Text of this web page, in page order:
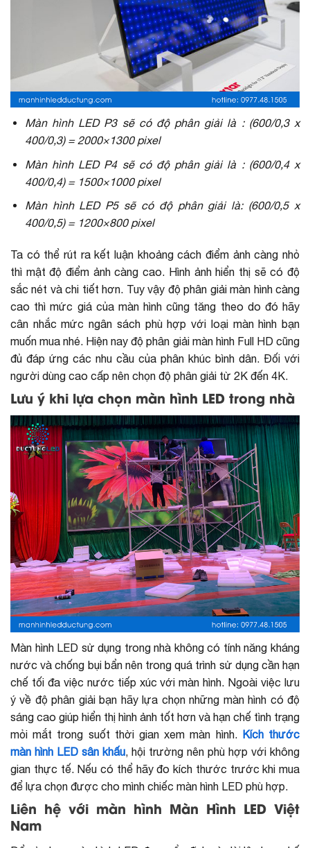
Màn hình LED P3 sẽ có độ phân giải là : (600/0,3 x
400/0,3) = 2000×1300 pixel
Màn hình LED P4 sẽ có độ phân giải là : (600/0,4 x
400/0,4) = 1500×1000 pixel
Màn hình LED P5 sẽ có độ phân giải là: (600/0,5 x
400/0,5) = 1200×800 pixel
Ta có thể rút ra kết luận khoảng cách điểm ảnh càng nhỏ
thì mật độ điểm ảnh càng cao. Hình ảnh hiển thị sẽ có độ
sắc nét và chi tiết hơn. Tuy vậy độ phân giải màn hình càng
cao thì mức giá của màn hình cũng tăng theo do đó hãy
cân nhắc mức ngân sách phù hợp với loại màn hình bạn
muốn mua nhé. Hiện nay độ phân giải màn hình Full HD cũng
đủ đáp ứng các nhu cầu của phân khúc bình dân. Đối với
người dùng cao cấp nên chọn độ phân giải từ 2K đến 4K.
Lưu ý khi lựa chọn màn hình LED trong nhà
Màn hình LED sử dụng trong nhà không có tính năng kháng
nước và chống bụi bẩn nên trong quá trình sử dụng cần hạn
chế tối đa việc nước tiếp xúc với màn hình. Ngoài việc lưu
ý về độ phân giải bạn hãy lựa chọn những màn hình có độ
sáng cao giúp hiển thị hình ảnh tốt hơn và hạn chế tình trạng
mỏi mắt trong suốt thời gian xem màn hình. Kích thước
màn hình LED sân khấu, hội trường nên phù hợp với không
gian thực tế. Nếu có thể hãy đo kích thước trước khi mua
để lựa chọn được cho mình chiếc màn hình LED phù hợp.
Liên hệ với màn hình Màn Hình LED Việt
Nam